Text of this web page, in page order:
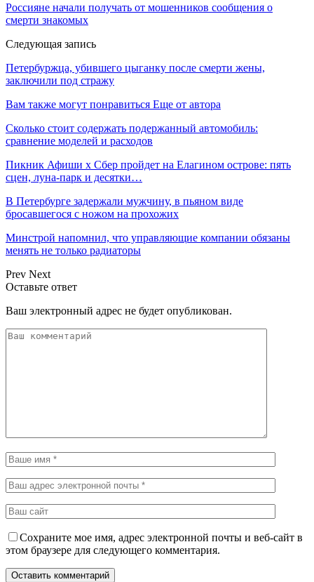
Россияне начали получать от мошенников сообщения о
смерти знакомых
Следующая запись
Петербуржца, убившего цыганку после смерти жены,
заключили под стражу
Вам также могут понравиться Еще от автора
Сколько стоит содержать подержанный автомобиль:
сравнение моделей и расходов
Пикник Афиши x Сбер пройдет на Елагином острове: пять
сцен, луна-парк и десятки…
В Петербурге задержали мужчину, в пьяном виде
бросавшегося с ножом на прохожих
Минстрой напомнил, что управляющие компании обязаны
менять не только радиаторы
Prev Next
Оставьте ответ
Ваш электронный адрес не будет опубликован.
Сохраните мое имя, адрес электронной почты и веб-сайт в
этом браузере для следующего комментария.